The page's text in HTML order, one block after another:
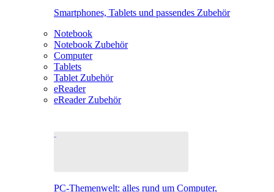
Smartphones, Tablets und passendes Zubehör
Notebook
Notebook Zubehör
Computer
Tablets
Tablet Zubehör
eReader
eReader Zubehör
PC-Themenwelt: alles rund um Computer,